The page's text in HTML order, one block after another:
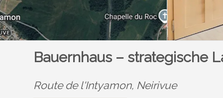
Bauernhaus – strategische
Route de l'Intyamon, Neirivue